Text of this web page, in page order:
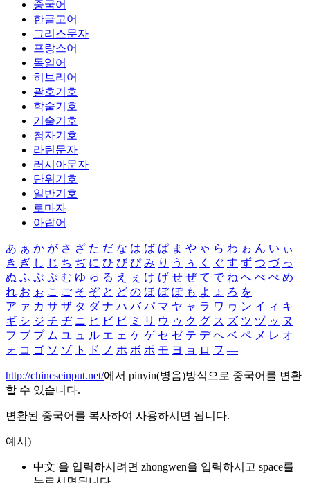
중국어
한글고어
그리스문자
프랑스어
독일어
히브리어
괄호기호
학술기호
기술기호
첨자기호
라틴문자
러시아문자
단위기호
일반기호
로마자
아랍어
あ ぁ か が さ ざ た だ な は ば ぱ ま や ゃ ら わ ゎ ん い ぃ
き ぎ し じ ち ぢ に ひ び ぴ み り う ぅ く ぐ す ず つ づ っ
ぬ ふ ぶ ぷ む ゆ ゅ る え ぇ け げ せ ぜ て で ね へ べ ぺ め
れ お ぉ こ ご そ ぞ と ど の ほ ぼ ぽ も よ ょ ろ を
ア ァ カ サ ザ タ ダ ナ ハ バ パ マ ヤ ャ ラ ワ ヮ ン イ ィ キ
ギ シ ジ チ ヂ ニ ヒ ビ ピ ミ リ ウ ゥ ク グ ス ズ ツ ヅ ッ ヌ
フ ブ プ ム ユ ュ ル エ ェ ケ ゲ セ ゼ テ デ ヘ ベ ペ メ レ オ
ォ コ ゴ ソ ゾ ト ド ノ ホ ボ ポ モ ヨ ョ ロ ヲ ―
http://chineseinput.net/에서 pinyin(병음)방식으로 중국어를 변환
할 수 있습니다.
변환된 중국어를 복사하여 사용하시면 됩니다.
예시)
中文 을 입력하시려면 zhongwen을 입력하시고 space를